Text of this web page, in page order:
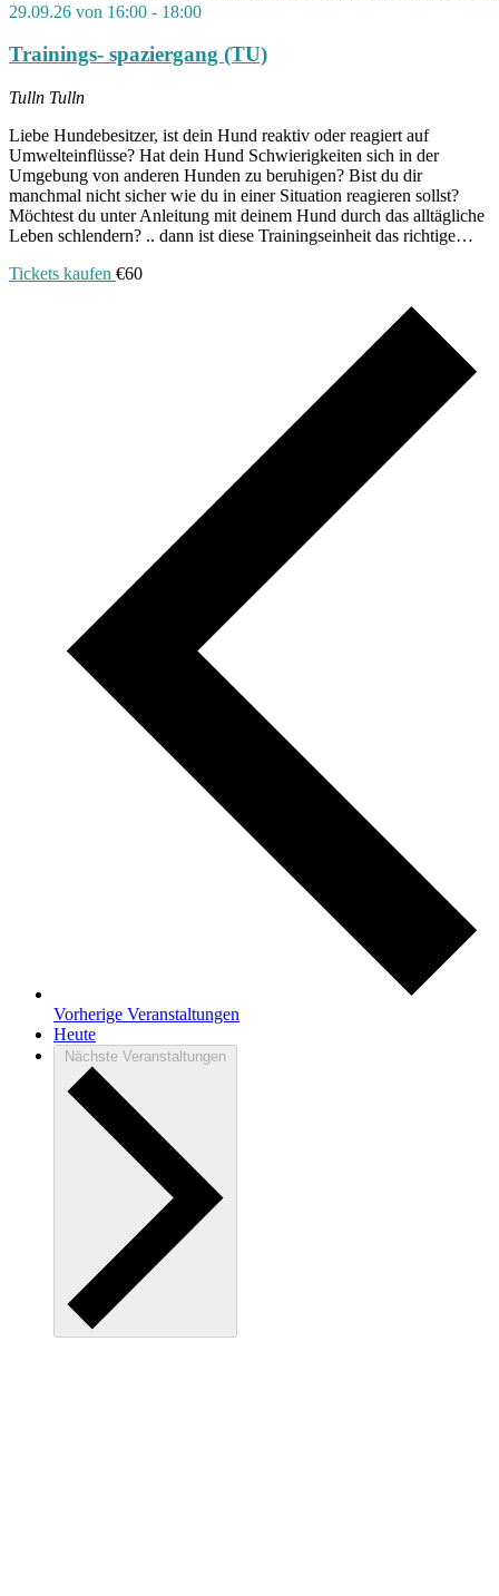
29.09.26 von 16:00 - 18:00
Trainings- spaziergang (TU)
Tulln Tulln
Liebe Hundebesitzer, ist dein Hund reaktiv oder reagiert auf
Umwelteinflüsse? Hat dein Hund Schwierigkeiten sich in der
Umgebung von anderen Hunden zu beruhigen? Bist du dir
manchmal nicht sicher wie du in einer Situation reagieren sollst?
Möchtest du unter Anleitung mit deinem Hund durch das alltägliche
Leben schlendern? .. dann ist diese Trainingseinheit das richtige…
Tickets kaufen €60
Vorherige Veranstaltungen
Heute
Nächste Veranstaltungen